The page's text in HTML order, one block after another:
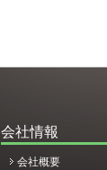
会社情報
会社概要